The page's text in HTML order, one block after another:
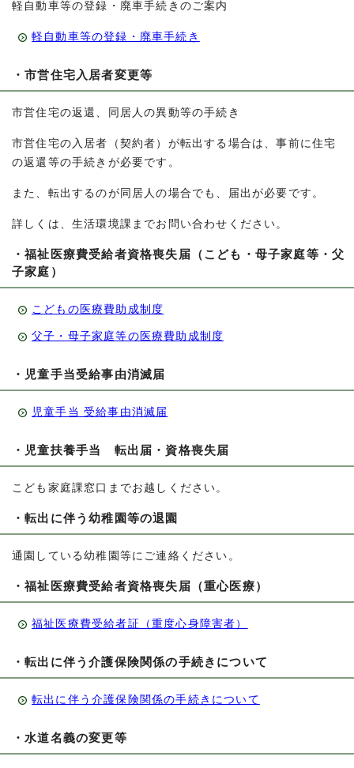
軽自動車等の登録・廃車手続きのご案内
軽自動車等の登録・廃車手続き
・市営住宅入居者変更等
市営住宅の返還、同居人の異動等の手続き
市営住宅の入居者（契約者）が転出する場合は、事前に住宅
の返還等の手続きが必要です。
また、転出するのが同居人の場合でも、届出が必要です。
詳しくは、生活環境課までお問い合わせください。
・福祉医療費受給者資格喪失届（こども・母子家庭等・父
子家庭）
こどもの医療費助成制度
父子・母子家庭等の医療費助成制度
・児童手当受給事由消滅届
児童手当 受給事由消滅届
・児童扶養手当 転出届・資格喪失届
こども家庭課窓口までお越しください。
・転出に伴う幼稚園等の退園
通園している幼稚園等にご連絡ください。
・福祉医療費受給者資格喪失届（重心医療）
福祉医療費受給者証（重度心身障害者）
・転出に伴う介護保険関係の手続きについて
転出に伴う介護保険関係の手続きについて
・水道名義の変更等